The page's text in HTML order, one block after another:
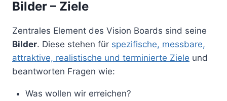
Bilder – Ziele
Zentrales Element des Vision Boards sind seine
Bilder. Diese stehen für spezifische, messbare,
attraktive, realistische und terminierte Ziele und
beantworten Fragen wie:
Was wollen wir erreichen?